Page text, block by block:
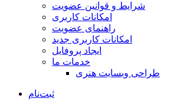
شرایط و قوانین عضویت
امکانات کاربری
راهنمای عضویت
امکانات کاربری جدید
ایجاد پروفایل
خدمات ما
طراحی وبسایت هنری
ثبت‌نام